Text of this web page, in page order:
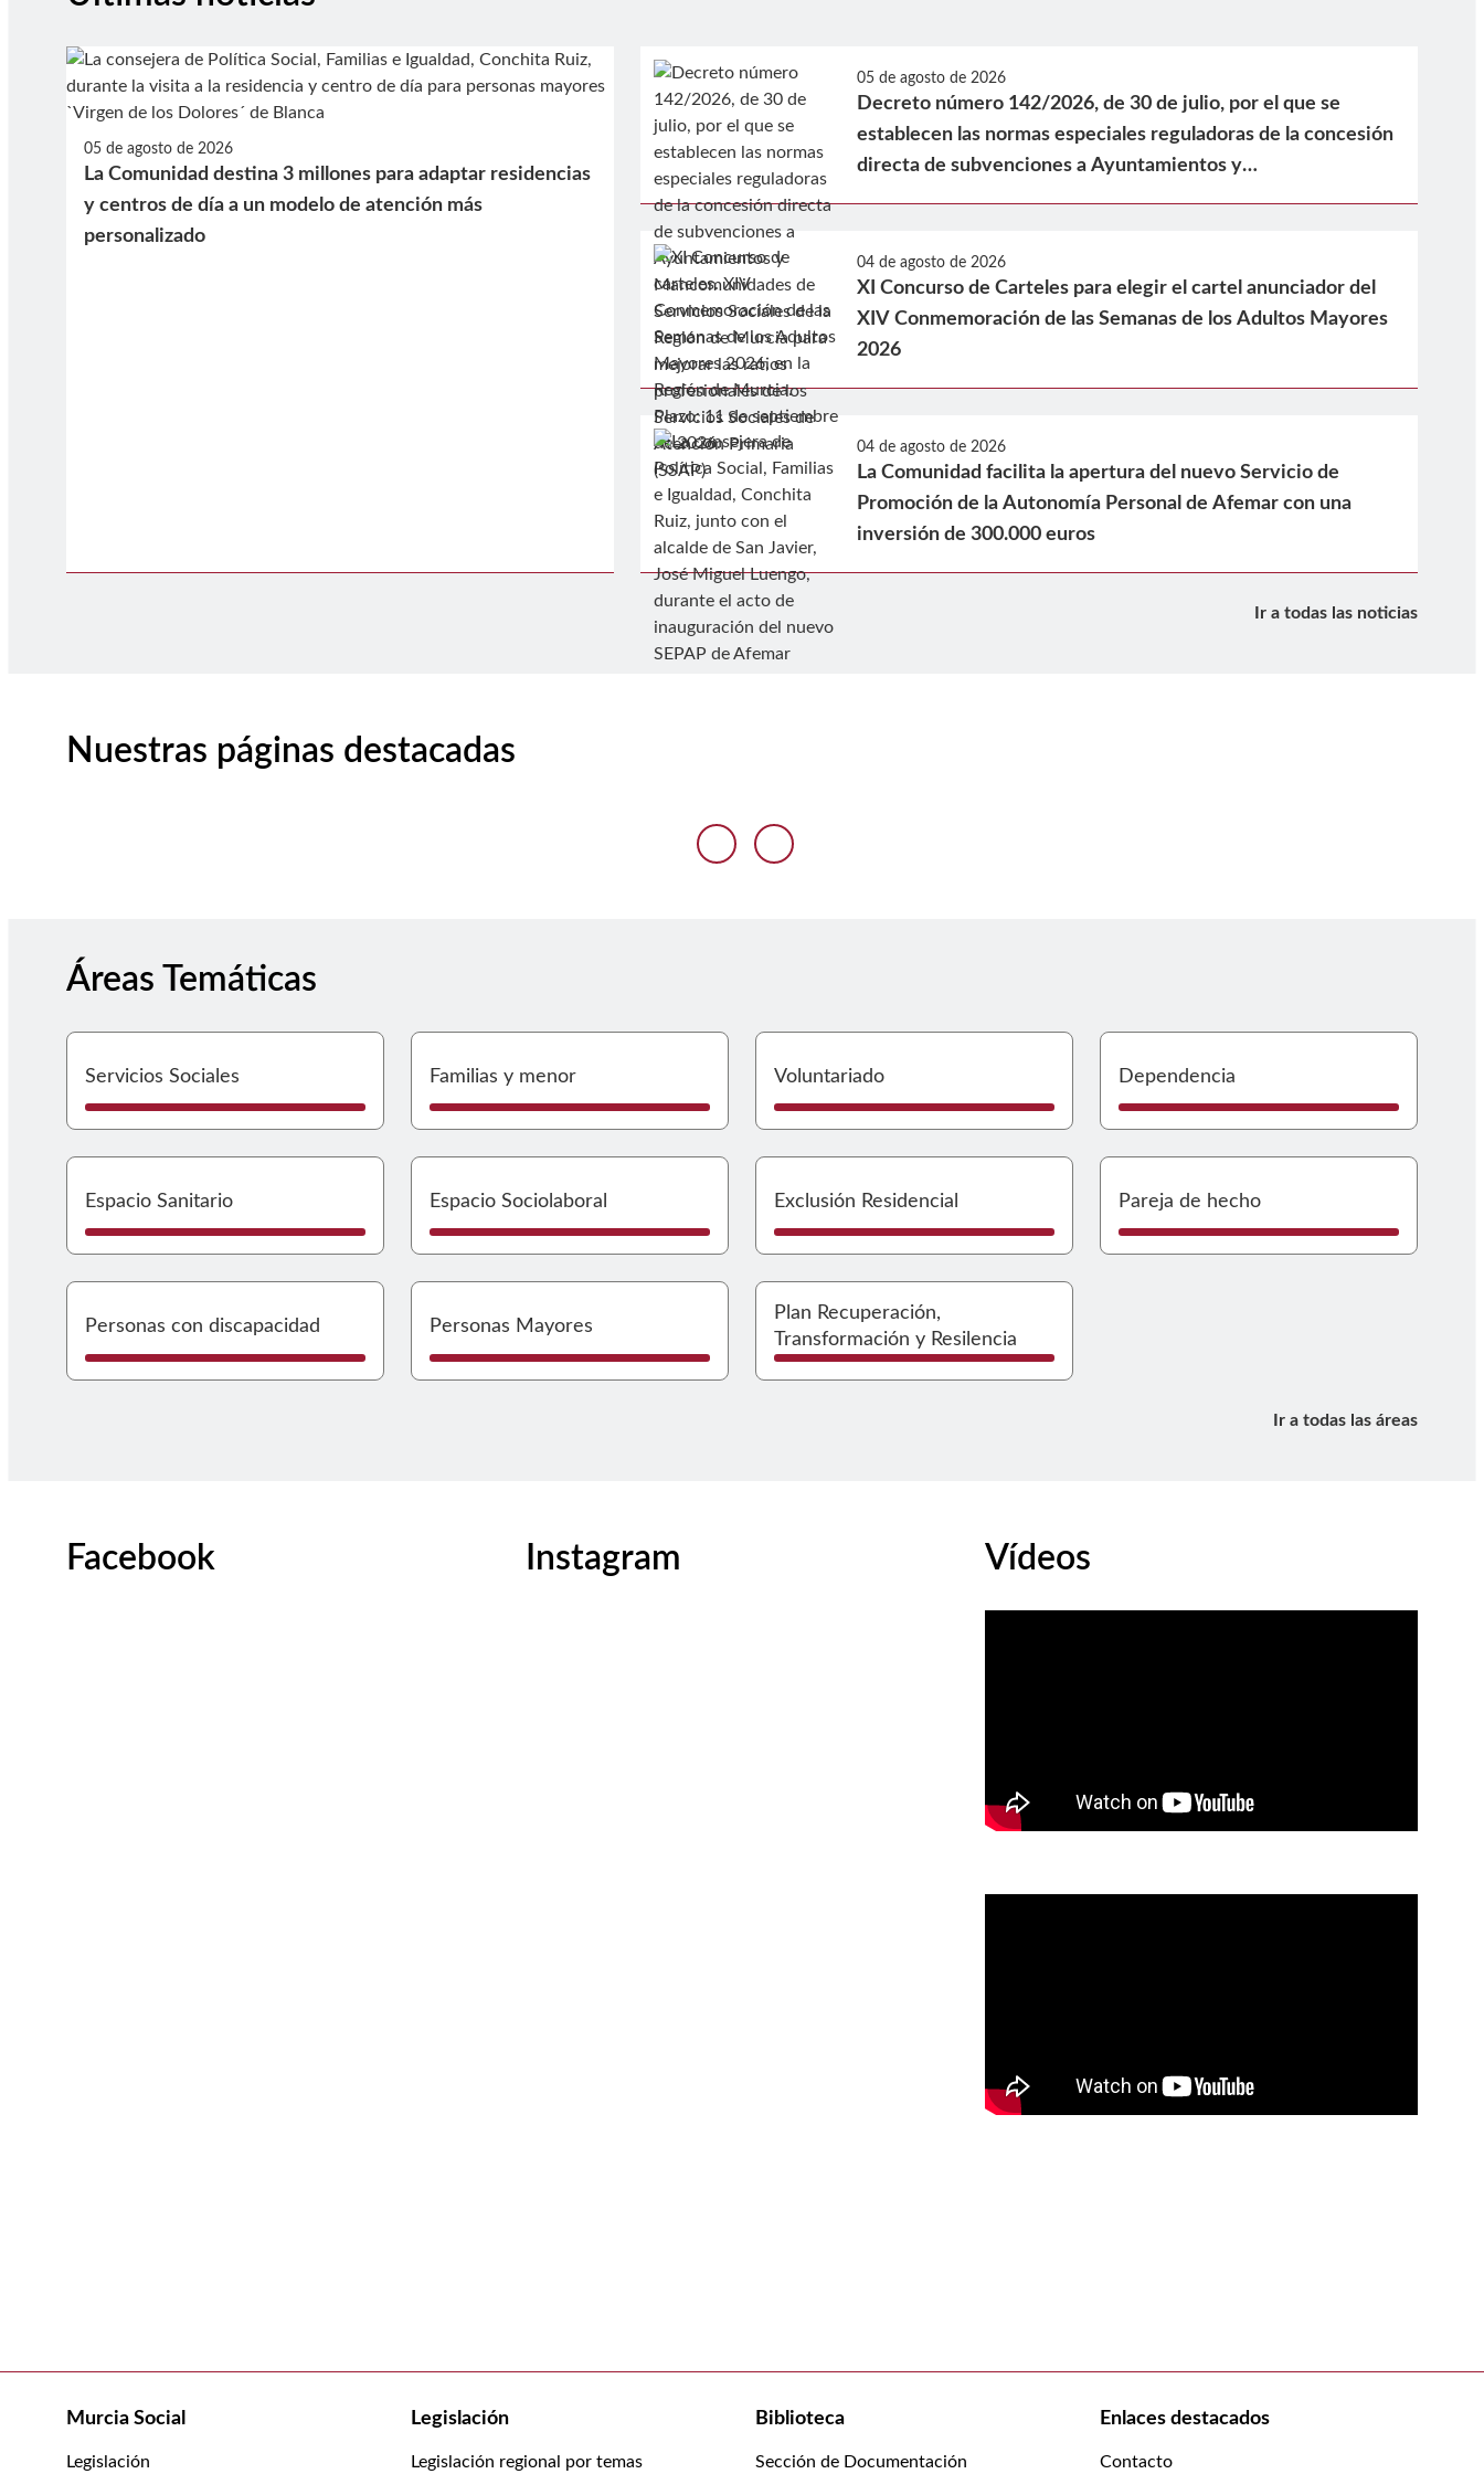
05 de agosto de 2026
La Comunidad destina 3 millones para adaptar residencias
y centros de día a un modelo de atención más
personalizado
05 de agosto de 2026
Decreto número 142/2026, de 30 de julio, por el que se
establecen las normas especiales reguladoras de la concesión
directa de subvenciones a Ayuntamientos y
Servicios Sociales de Atención Primaria (SSAP) en aplicación
de la Ley 3/2021, de 29 de julio, de Servicios Sociales de la
Región de Murcia
04 de agosto de 2026
XI Concurso de Carteles para elegir el cartel anunciador del
XIV Conmemoración de las Semanas de los Adultos Mayores
2026
04 de agosto de 2026
La Comunidad facilita la apertura del nuevo Servicio de
Promoción de la Autonomía Personal de Afemar con una
inversión de 300.000 euros
Ir a todas las noticias
Nuestras páginas destacadas
Anterior diapositiva
Siguiente diapositiva
Áreas Temáticas
Servicios Sociales Ir a Servicios Sociales
Familias y menor Ir a Familias y menor
Voluntariado Ir a Voluntariado
Dependencia
Espacio Sanitario Ir a Espacio Sanitario
Espacio Sociolaboral Ir a Espacio Sociolaboral
Exclusión Residencial Ir a Exclusión
Pareja de hecho
Personas con discapacidad Ir a Personas con discapacidad
Personas Mayores Ir a Personas Mayores
Plan Recuperación,
Transformación y Resilencia
Ir a todas las áreas
Facebook Instagram Vídeos
Murcia Social
Legislación
Legislación
Legislación regional por temas
Biblioteca
Sección de Documentación
Enlaces destacados
Contacto